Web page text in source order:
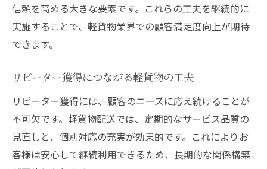
信頼を高める大きな要素です。これらの工夫を継続的に
実施することで、軽貨物業界での顧客満足度向上が期待
できます。
リピーター獲得につながる軽貨物の工夫
リピーター獲得には、顧客のニーズに応え続けることが
不可欠です。軽貨物配送では、定期的なサービス品質の
見直しと、個別対応の充実が効果的です。これによりお
客様は安心して継続利用できるため、長期的な関係構築